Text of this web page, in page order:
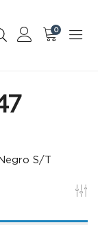
0
S/T